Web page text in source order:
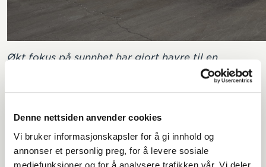
Denne nettsiden anvender cookies
Vi bruker informasjonskapsler for å gi innhold og
annonser et personlig preg, for å levere sosiale
mediefunksjoner og for å analysere trafikken vår. Vi deler
Økt fokus på sunnhet har gjort havre til en
viktigere ingrediens i norske bakerier. Urkraft fra
mølla i Skien går ut i et stadig høyere tempo.
Stangervåg er ikke i tvil om at Norgesmøllene sin
satsing påUrkraft-serienhar åpnet et nytt marked
for bakeriene.